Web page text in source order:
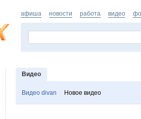
афиша новости работа видео
Видео
Видео divan Новое видео